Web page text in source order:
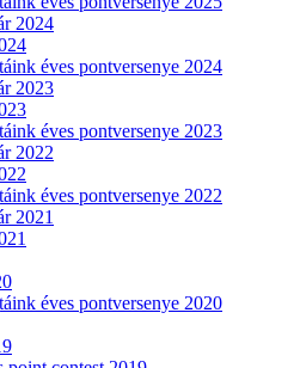
2024
éves pontversenye 2024
2023
éves pontversenye 2023
2022
éves pontversenye 2022
2021
éves pontversenye 2020